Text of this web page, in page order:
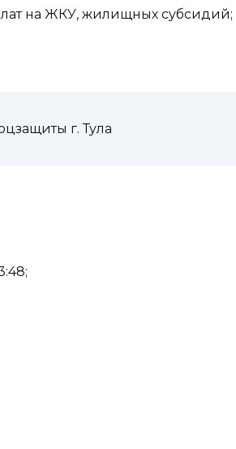
на ЖКУ, жилищных субсидий;
г. Тула